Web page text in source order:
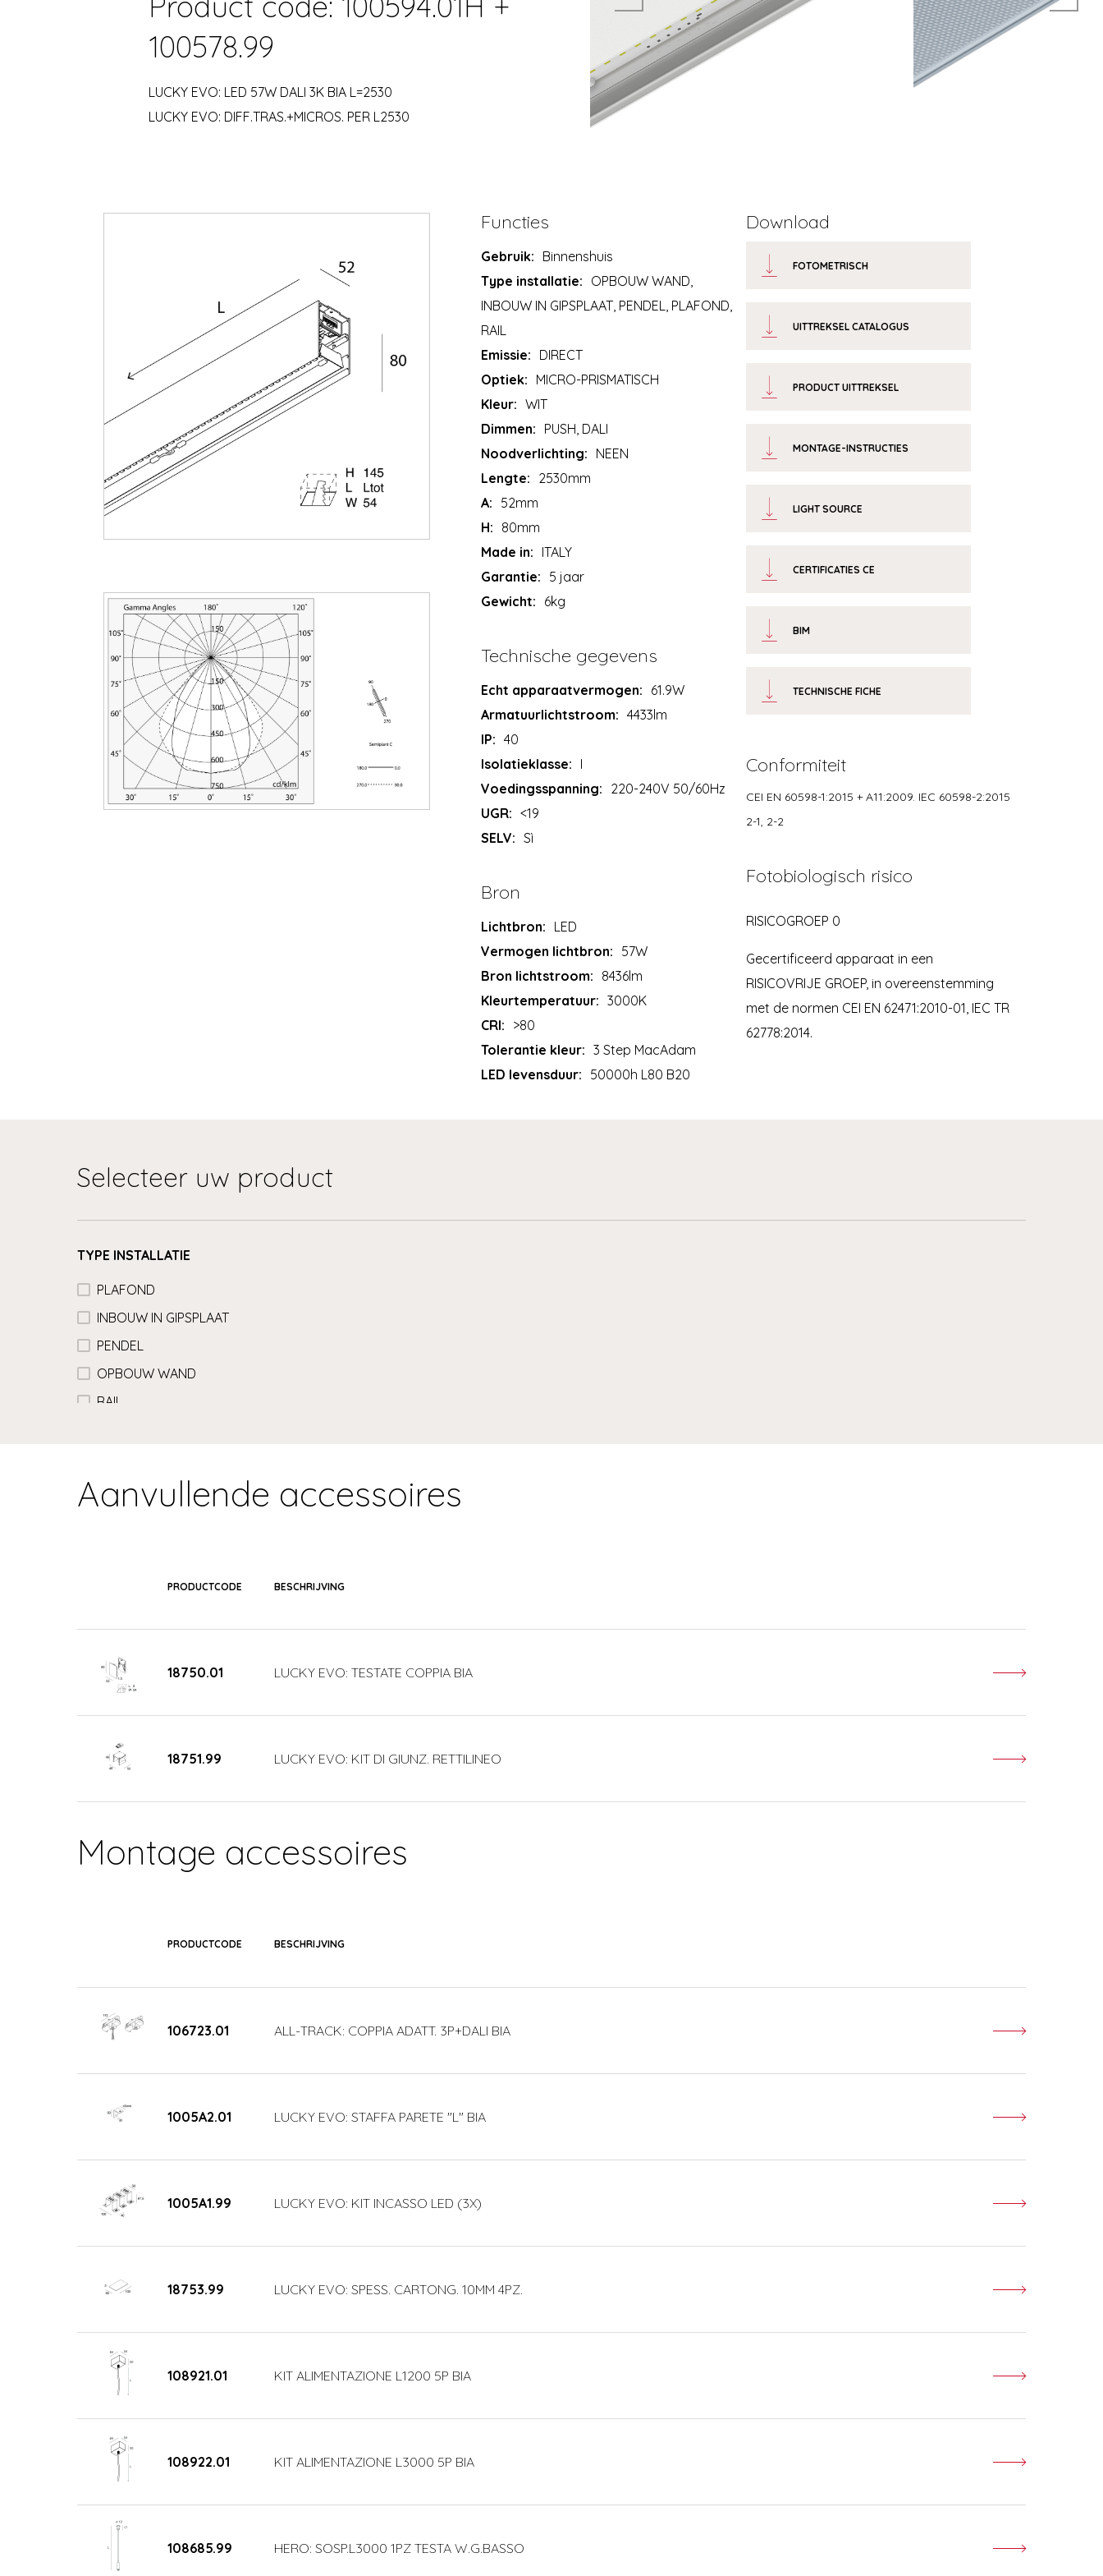
100578.99
LUCKY EVO: LED 57W DALI 3K BIA L=2530
LUCKY EVO: DIFF.TRAS.+MICROS. PER L2530
Functies
Gebruik: Binnenshuis
Type installatie: OPBOUW WAND,
INBOUW IN GIPSPLAAT, PENDEL, PLAFOND,
RAIL
Emissie: DIRECT
Optiek: MICRO-PRISMATISCH
Kleur: WIT
Dimmen: PUSH, DALI
Noodverlichting: NEEN
Lengte: 2530mm
A: 52mm
H: 80mm
Made in: ITALY
Garantie: 5 jaar
Gewicht: 6kg
Technische gegevens
Echt apparaatvermogen: 61.9W
Armatuurlichtstroom: 4433lm
IP: 40
Isolatieklasse: I
Voedingsspanning: 220-240V 50/60Hz
UGR: <19
SELV: Sì
Bron
Lichtbron: LED
Vermogen lichtbron: 57W
Bron lichtstroom: 8436lm
Kleurtemperatuur: 3000K
CRI: >80
Tolerantie kleur: 3 Step MacAdam
LED levensduur: 50000h L80 B20
Download
FOTOMETRISCH
UITTREKSEL CATALOGUS
PRODUCT UITTREKSEL
MONTAGE-INSTRUCTIES
LIGHT SOURCE
CERTIFICATIES CE
BIM
TECHNISCHE FICHE
Conformiteit
CEI EN 60598-1:2015 + A11:2009. IEC 60598-2:2015
2-1, 2-2
Fotobiologisch risico
RISICOGROEP 0
Gecertificeerd apparaat in een
RISICOVRIJE GROEP, in overeenstemming
met de normen CEI EN 62471:2010-01, IEC TR
62778:2014.
Selecteer uw product
TYPE INSTALLATIE
PLAFOND
INBOUW IN GIPSPLAAT
PENDEL
OPBOUW WAND
RAIL
Aanvullende accessoires
PRODUCTCODE BESCHRIJVING
18750.01 LUCKY EVO: TESTATE COPPIA BIA
18751.99 LUCKY EVO: KIT DI GIUNZ. RETTILINEO
Montage accessoires
PRODUCTCODE BESCHRIJVING
106723.01 ALL-TRACK: COPPIA ADATT. 3P+DALI BIA
1005A2.01 LUCKY EVO: STAFFA PARETE "L" BIA
1005A1.99 LUCKY EVO: KIT INCASSO LED (3X)
18753.99 LUCKY EVO: SPESS. CARTONG. 10MM 4PZ.
108921.01 KIT ALIMENTAZIONE L1200 5P BIA
108922.01 KIT ALIMENTAZIONE L3000 5P BIA
108685.99 HERO: SOSP.L3000 1PZ TESTA W.G.BASSO